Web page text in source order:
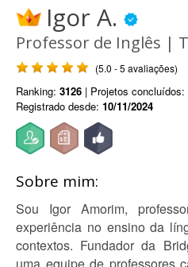
Igor A.
Professor de Inglês |
(5.0 - 5 avaliações)
Ranking: 3126 | Projetos concluídos:
Registrado desde: 10/11/2024
Sobre mim:
Sou Igor Amorim,
experiência no ensino da
contextos. Fundador da